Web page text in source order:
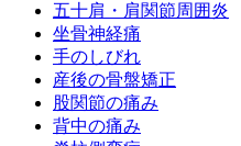
五十肩・肩関節周囲炎
坐骨神経痛
手のしびれ
産後の骨盤矯正
股関節の痛み
背中の痛み